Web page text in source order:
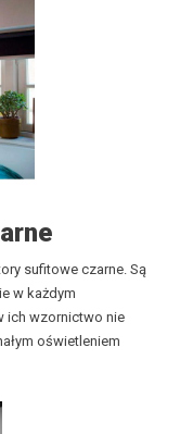
sufitowe czarne. Są
w każdym
ich wzornictwo nie
oświetleniem